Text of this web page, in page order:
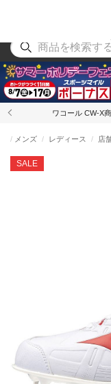
ア
ワコール CW-X
SALE
メンズ レディース 店